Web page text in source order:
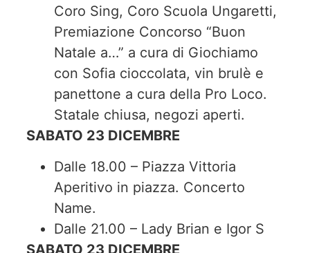
Coro Sing, Coro Scuola Ungaretti,
Premiazione Concorso “Buon
Natale a…” a cura di Giochiamo
con Sofia cioccolata, vin brulè e
panettone a cura della Pro Loco.
Statale chiusa, negozi aperti.
SABATO 23 DICEMBRE
Dalle 18.00 – Piazza Vittoria
Aperitivo in piazza. Concerto
Name.
Dalle 21.00 – Lady Brian e Igor S
SABATO 23 DICEMBRE